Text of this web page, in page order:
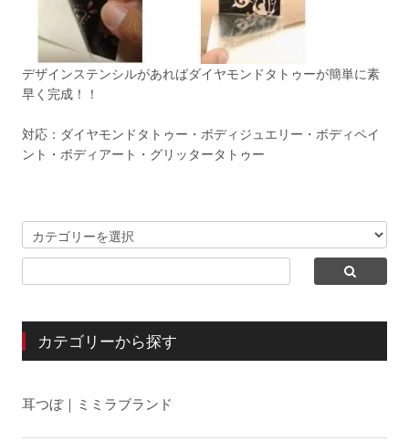
デザインステンシルがあればダイヤモンドタトゥーが簡単に素
早く完成！！
対応：ダイヤモンドタトゥー・ボディジュエリー・ボディペイ
ント・ボディアート・グリッタータトゥー
カテゴリーから探す
耳つぼ｜ミミラブランド